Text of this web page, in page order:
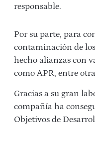
responsable.
Por su parte, para
contaminación de
hecho alianzas con
como APR, entre
Gracias a su gran
compañía ha
Objetivos de